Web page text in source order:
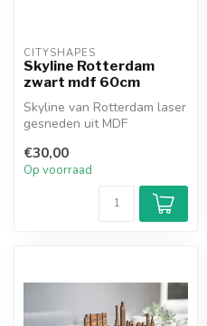
CITYSHAPES
Skyline Rotterdam
zwart mdf 60cm
Skyline van Rotterdam laser
gesneden uit MDF
€30,00
Op voorraad